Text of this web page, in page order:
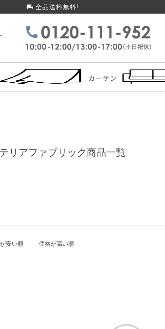
全品送料無料!
検索
カーテン
リアファブリック商品一覧
安い順 価格が高い順